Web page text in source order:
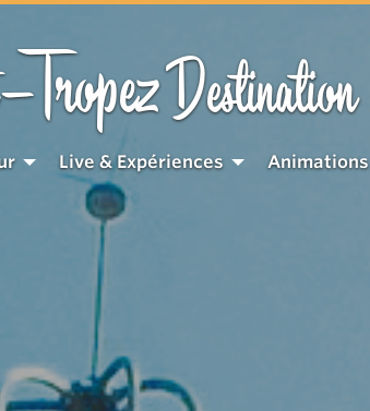
Destination
Live & Expériences Animations